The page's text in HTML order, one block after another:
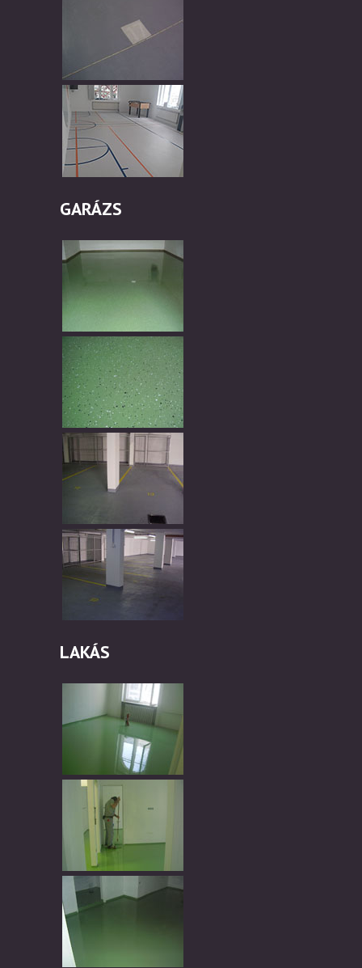
GARÁZS
LAKÁS